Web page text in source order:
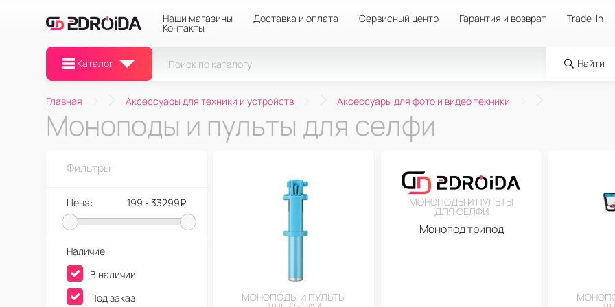
Наши магазины Доставка и оплата Сервисный центр Гарантия и возврат Trade-In
Контакты
Каталог Найти
Главная Аксессуары для техники и устройств Аксессуары для фото и видео техники
Моноподы и пульты для селфи
МОНОПОДЫ И ПУЛЬТЫ
МОНОПОДЫ И ПУЛЬТЫ
ДЛЯ СЕЛФИ
Монопод трипод
Фильтры
Цена: 199 - 33299₽
Наличие
В наличии
Под заказ